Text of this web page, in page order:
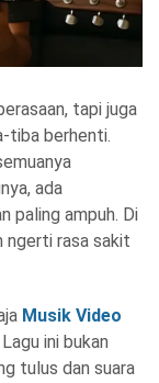
tapi juga
tiba berhenti.
ada
paling ampuh. Di
ngerti rasa sakit
Musik Video
Lagu ini bukan
tulus dan suara